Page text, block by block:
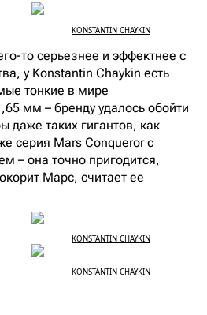
KONSTANTIN CHAYKIN
то серьезнее и эффектнее с
у Konstantin Chaykin есть
тонкие в мире
мм – бренду удалось обойти
даже таких гигантов, как
серия Mars Conqueror с
– она точно пригодится,
Марс, считает ее
KONSTANTIN CHAYKIN
KONSTANTIN CHAYKIN